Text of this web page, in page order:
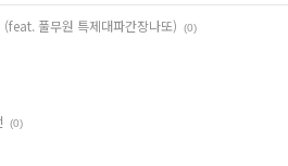
풀무원 특제대파간장나또)
(0)
(0)